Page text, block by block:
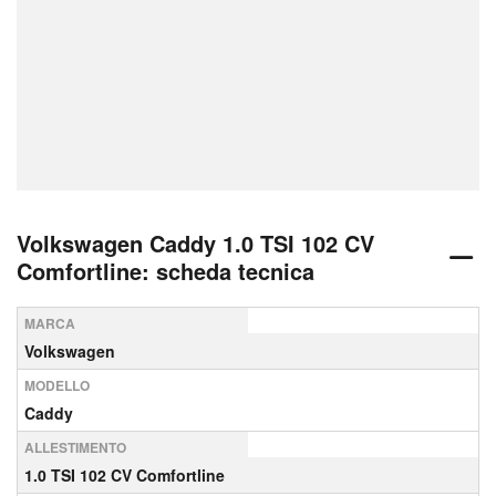
Volkswagen Caddy 1.0 TSI 102 CV
Comfortline: scheda tecnica
MARCA
Volkswagen
MODELLO
Caddy
ALLESTIMENTO
1.0 TSI 102 CV Comfortline